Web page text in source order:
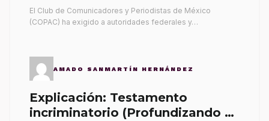
El Club de Comunicadores y Periodistas de México
(COPAC) ha exigido a autoridades federales y…
AMADO SANMARTÍN HERNÁNDEZ
Explicación: Testamento
incriminatorio (Profundizando su